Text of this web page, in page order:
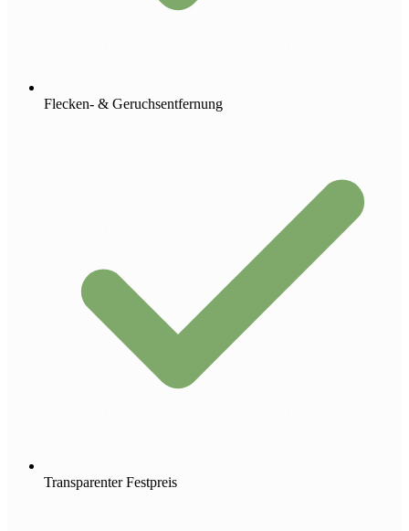
Flecken- & Geruchsentfernung
Transparenter Festpreis